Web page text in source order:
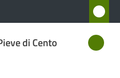
di Cento